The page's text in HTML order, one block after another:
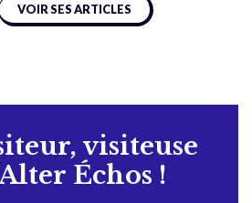
VOIR SES ARTICLES
visiteuse
Échos !